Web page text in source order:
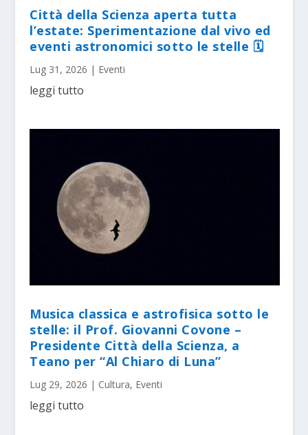
Città della Scienza aperta tutta
l’estate: Sperimentazione dal vivo ed
eventi astronomici sotto le stelle 🗓
Lug 31, 2026 | Eventi
leggi tutto
Musica classica e astrofisica sotto le
stelle: il Prof. Giovanni Covone –
Presidente Città della Scienza, a
Teano per “Al Chiaro di Luna”
Lug 29, 2026 | Cultura, Eventi
leggi tutto